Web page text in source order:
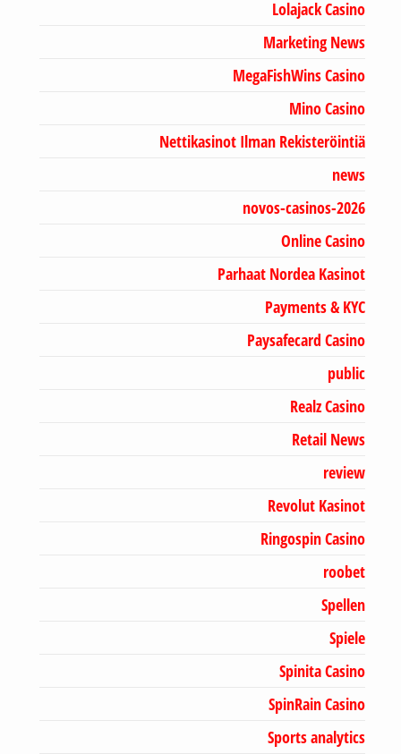
Lolajack Casino
Marketing News
MegaFishWins Casino
Mino Casino
Nettikasinot Ilman Rekisteröintiä
news
novos-casinos-2026
Online Casino
Parhaat Nordea Kasinot
Payments & KYC
Paysafecard Casino
public
Realz Casino
Retail News
review
Revolut Kasinot
Ringospin Casino
roobet
Spellen
Spiele
Spinita Casino
SpinRain Casino
Sports analytics